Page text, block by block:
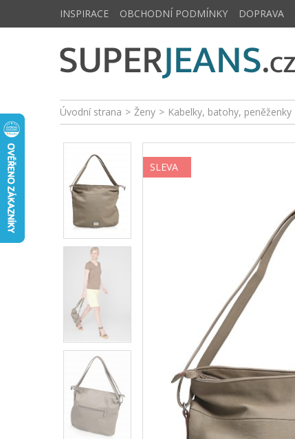
Úvodní strana > Ženy > Kabelky, batohy, peněženky
SLEVA
INSPIRACE OBCHODNÍ PODMÍNKY DOPRAVA